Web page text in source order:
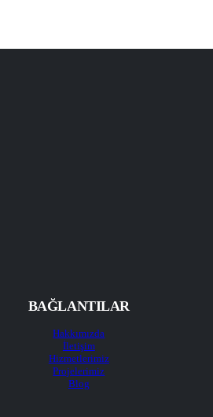
BAĞLANTILAR
Hakkımızda
İletişim
Hizmetlerimiz
Projelerimiz
Blog